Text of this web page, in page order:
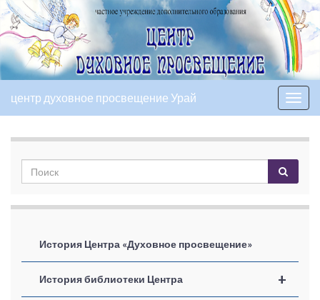
Вкл/
выкл
центр духовное просвещение Урай
История Центра «Духовное просвещение»
+
История библиотеки Центра